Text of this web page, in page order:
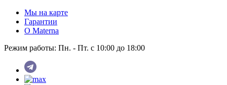
Мы на карте
Гарантии
O Materna
Режим работы: Пн. - Пт. с 10:00 до 18:00